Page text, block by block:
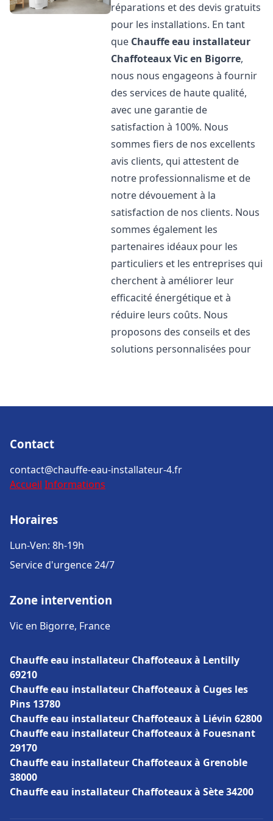
réparations et des devis gratuits
pour les installations. En tant
que Chauffe eau installateur
ChaffoteauxVic en Bigorre,
nous nous engageons à fournir
des services de haute qualité,
avec une garantie de
satisfaction à 100%. Nous
sommes fiers de nos excellents
avis clients, qui attestent de
notre professionnalisme et de
notre dévouement à la
satisfaction de nos clients. Nous
sommes également les
partenaires idéaux pour les
particuliers et les entreprises qui
cherchent à améliorer leur
efficacité énergétique et à
réduire leurs coûts. Nous
proposons des conseils et des
solutions personnalisées pour
Contact
contact@chauffe-eau-installateur-4.fr
Accueil Informations
Horaires
Lun-Ven: 8h-19h
Service d'urgence 24/7
Zone intervention
Vic en Bigorre, France
Chauffe eau installateur Chaffoteaux à Lentilly
69210
Chauffe eau installateur Chaffoteaux à Cuges les
Pins 13780
Chauffe eau installateur Chaffoteaux à Liévin 62800
Chauffe eau installateur Chaffoteaux à Fouesnant
29170
Chauffe eau installateur Chaffoteaux à Grenoble
38000
Chauffe eau installateur Chaffoteaux à Sète 34200